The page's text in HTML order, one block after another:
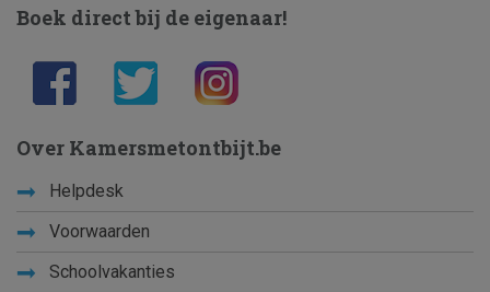
Boek direct bij de eigenaar!
Over Kamersmetontbijt.be
Helpdesk
Voorwaarden
Schoolvakanties